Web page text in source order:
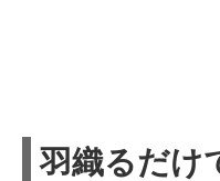
羽織るだけ